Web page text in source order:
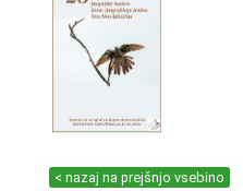
< nazaj na prejšnjo vsebino